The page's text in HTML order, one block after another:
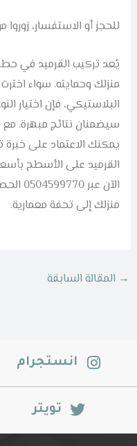
للحجز أو الاستفسار، زوروا
يُعد تركيب القرميد في
منزلك وحمايته. سواء
البلاستيكي، فإن اختيار
سيضمنان نتائج مبهرة. مع
القرميد على الأسطح
الآن
منزلك إلى تحفة معمارية.
→ المقالة السابقة
انستجرام
تويتر